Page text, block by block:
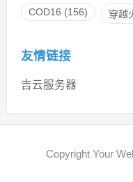
COD16 (156) 穿越
友情链接
吉云服务器
Copyright Your